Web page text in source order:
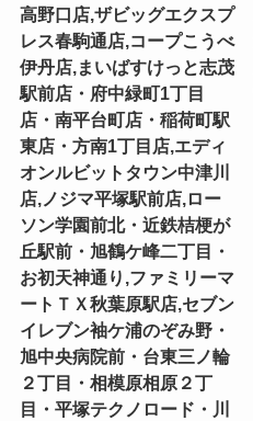
高野口店,ザビッグエクスプ
レス春駒通店,コープこうべ
伊丹店,まいばすけっと志茂
駅前店・府中緑町1丁目
店・南平台町店・稲荷町駅
東店・方南1丁目店,エディ
オンルビットタウン中津川
店,ノジマ平塚駅前店,ロー
ソン学園前北・近鉄桔梗が
丘駅前・旭鶴ケ峰二丁目・
お初天神通り,ファミリーマ
ートＴＸ秋葉原駅店,セブン
イレブン袖ケ浦のぞみ野・
旭中央病院前・台東三ノ輪
２丁目・相模原相原２丁
目・平塚テクノロード・川